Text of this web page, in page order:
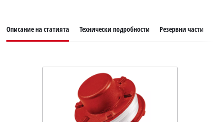
Описание на статията Технически подробности Резервни части